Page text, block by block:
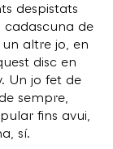
despistats
cadascuna de
altre jo, en
disc en
Un jo fet de
sempre,
fins avui,
sí.